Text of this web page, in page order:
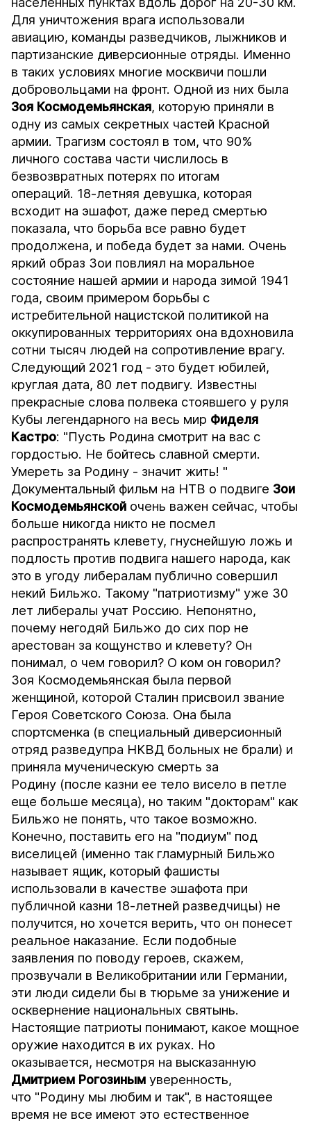
Для уничтожения врага использовали
авиацию, команды разведчиков, лыжников и
партизанские диверсионные отряды. Именно
в таких условиях многие москвичи пошли
добровольцами на фронт. Одной из них была
Зоя Космодемьянская, которую приняли в
одну из самых секретных частей Красной
армии. Трагизм состоял в том, что 90%
личного состава части числилось в
безвозвратных потерях по итогам
операций. 18-летняя девушка, которая
всходит на эшафот, даже перед смертью
показала, что борьба все равно будет
продолжена, и победа будет за нами. Очень
яркий образ Зои повлиял на моральное
состояние нашей армии и народа зимой 1941
года, своим примером борьбы с
истребительной нацистской политикой на
оккупированных территориях она вдохновила
сотни тысяч людей на сопротивление врагу.
Следующий 2021 год - это будет юбилей,
круглая дата, 80 лет подвигу. Известны
прекрасные слова полвека стоявшего у руля
Кубы легендарного на весь мир Фиделя
Кастро: "Пусть Родина смотрит на вас с
гордостью. Не бойтесь славной смерти.
Умереть за Родину - значит жить! "
Документальный фильм на НТВ о подвиге Зои
Космодемьянской очень важен сейчас, чтобы
больше никогда никто не посмел
распространять клевету, гнуснейшую ложь и
подлость против подвига нашего народа, как
это в угоду либералам публично совершил
некий Бильжо. Такому "патриотизму" уже 30
лет либералы учат Россию. Непонятно,
почему негодяй Бильжо до сих пор не
арестован за кощунство и клевету? Он
понимал, о чем говорил? О ком он говорил?
Зоя Космодемьянская была первой
женщиной, которой Сталин присвоил звание
Героя Советского Союза. Она была
спортсменка (в специальный диверсионный
отряд разведупра НКВД больных не брали) и
приняла мученическую смерть за
Родину (после казни ее тело висело в петле
еще больше месяца), но таким "докторам" как
Бильжо не понять, что такое возможно.
Конечно, поставить его на "подиум" под
виселицей (именно так гламурный Бильжо
называет ящик, который фашисты
использовали в качестве эшафота при
публичной казни 18-летней разведчицы) не
получится, но хочется верить, что он понесет
реальное наказание. Если подобные
заявления по поводу героев, скажем,
прозвучали в Великобритании или Германии,
эти люди сидели бы в тюрьме за унижение и
осквернение национальных святынь.
Настоящие патриоты понимают, какое мощное
оружие находится в их руках. Но
оказывается, несмотря на высказанную
Дмитрием Рогозиным уверенность,
что "Родину мы любим и так", в настоящее
время не все имеют это естественное